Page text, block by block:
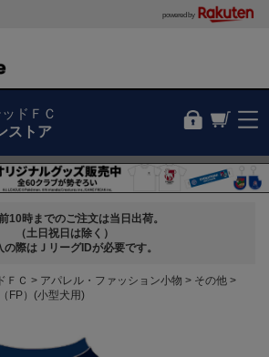
powered by
ドＦＣ
ストア
10時までのご注文は当日出荷。
（土日祝日は除く）
の際はＪリーグIDが必要です。
ＦＣ アパレル・ファッション小物
その他
FP）(小型犬用)